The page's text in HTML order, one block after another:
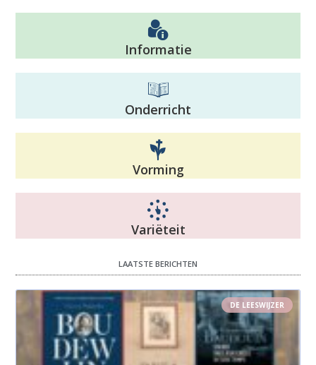
Informatie
Onderricht
Vorming
Variëteit
LAATSTE BERICHTEN
DE LEESWIJZER